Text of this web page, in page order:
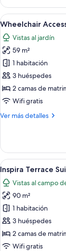
Rooftop
Suite
Abrir
todas
las
fotos
de
Wheelchair
Accessible
Junior
13
Wheelchair
Vistas al jardín
59 m²
1 habitación
3 huéspedes
2 camas de
Wifi gratis
Ver más detalles
Más
Accessible
Junior
Suite
Abrir
todas
las
fotos
de
Inspira
Terrace
Suite
6
Inspira Terrace
Vistas al campo
90 m²
1 habitación
3 huéspedes
2 camas de
Wifi gratis